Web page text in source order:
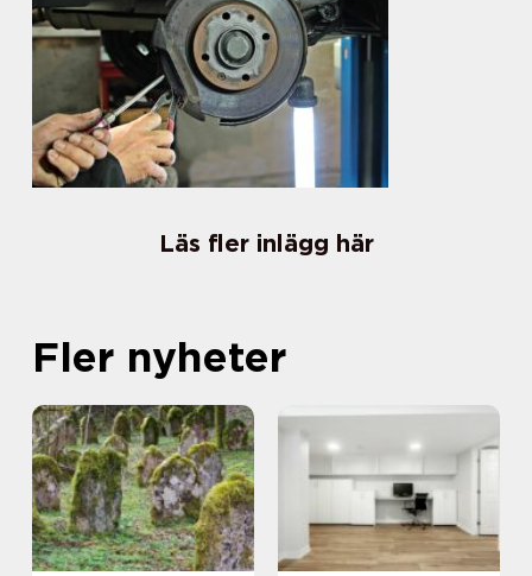
Läs fler inlägg här
Fler nyheter